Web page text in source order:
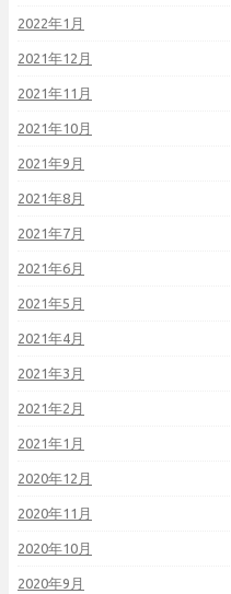
2022年1月
2021年12月
2021年11月
2021年10月
2021年9月
2021年8月
2021年7月
2021年6月
2021年5月
2021年4月
2021年3月
2021年2月
2021年1月
2020年12月
2020年11月
2020年10月
2020年9月